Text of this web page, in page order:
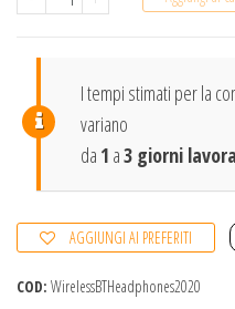
Wireless
Bluetooth
Senza
quantità
I tempi stimati per la
variano
da 1 a3 giorni
AGGIUNGI AI PREFERITI
COD: WirelessBTHeadphones2020